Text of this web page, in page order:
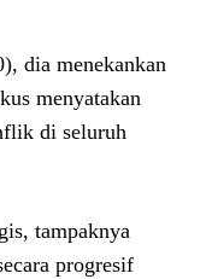
dia menekankan
menyatakan
di seluruh
tampaknya
progresif